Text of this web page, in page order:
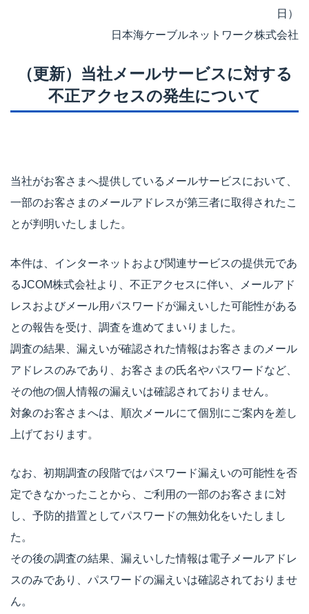
日）
日本海ケーブルネットワーク株式会社
（更新）当社メールサービスに対する
不正アクセスの発生について
当社がお客さまへ提供しているメールサービスにおいて、
一部のお客さまのメールアドレスが第三者に取得されたこ
とが判明いたしました。
本件は、インターネットおよび関連サービスの提供元であ
るJCOM株式会社より、不正アクセスに伴い、メールアド
レスおよびメール用パスワードが漏えいした可能性がある
との報告を受け、調査を進めてまいりました。
調査の結果、漏えいが確認された情報はお客さまのメール
アドレスのみであり、お客さまの氏名やパスワードなど、
その他の個人情報の漏えいは確認されておりません。
対象のお客さまへは、順次メールにて個別にご案内を差し
上げております。
なお、初期調査の段階ではパスワード漏えいの可能性を否
定できなかったことから、ご利用の一部のお客さまに対
し、予防的措置としてパスワードの無効化をいたしまし
た。
その後の調査の結果、漏えいした情報は電子メールアドレ
スのみであり、パスワードの漏えいは確認されておりませ
ん。